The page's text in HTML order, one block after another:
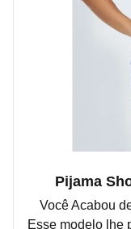
Pijama
Você Acabou
Esse modelo lhe